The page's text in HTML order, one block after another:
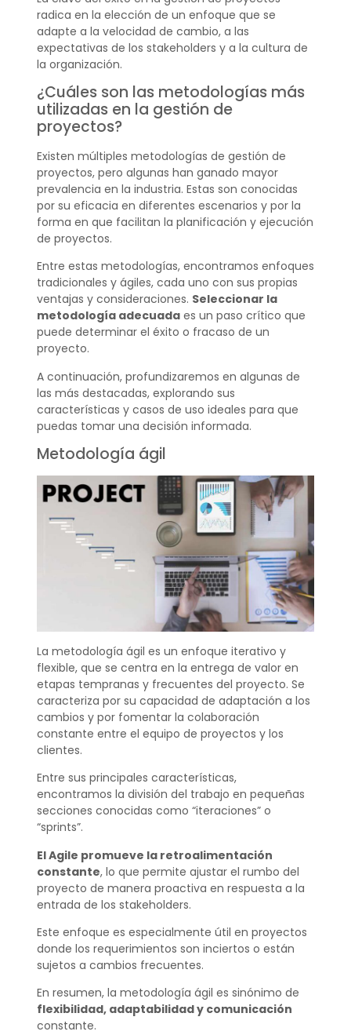
radica en la elección de un enfoque que se
adapte a la velocidad de cambio, a las
expectativas de los stakeholders y a la cultura de
la organización.
¿Cuáles son las metodologías más
utilizadas en la gestión de
proyectos?
Existen múltiples metodologías de gestión de
proyectos, pero algunas han ganado mayor
prevalencia en la industria. Estas son conocidas
por su eficacia en diferentes escenarios y por la
forma en que facilitan la planificación y ejecución
de proyectos.
Entre estas metodologías, encontramos enfoques
tradicionales y ágiles, cada uno con sus propias
ventajas y consideraciones. Seleccionar la
metodología adecuadaes un paso crítico que
puede determinar el éxito o fracaso de un
proyecto.
A continuación, profundizaremos en algunas de
las más destacadas, explorando sus
características y casos de uso ideales para que
puedas tomar una decisión informada.
Metodología ágil
La metodología ágil es un enfoque iterativo y
flexible, que se centra en la entrega de valor en
etapas tempranas y frecuentes del proyecto. Se
caracteriza por su capacidad de adaptación a los
cambios y por fomentar la colaboración
constante entre el equipo de proyectos y los
clientes.
Entre sus principales características,
encontramos la división del trabajo en pequeñas
secciones conocidas como “iteraciones” o
“sprints”.
El Agile promueve la retroalimentación
constante, lo que permite ajustar el rumbo del
proyecto de manera proactiva en respuesta a la
entrada de los stakeholders.
Este enfoque es especialmente útil en proyectos
donde los requerimientos son inciertos o están
sujetos a cambios frecuentes.
En resumen, la metodología ágil es sinónimo de
flexibilidad, adaptabilidad y comunicación
constante.